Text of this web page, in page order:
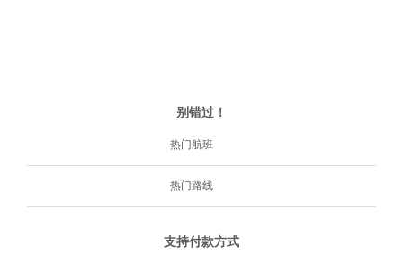
别错过！
热门航班
热门路线
支持付款方式